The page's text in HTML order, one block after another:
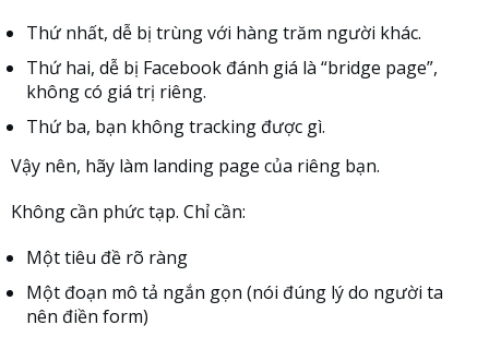
Thứ nhất, dễ bị trùng với hàng trăm người khác.
Thứ hai, dễ bị Facebook đánh giá là “bridge page”,
không có giá trị riêng.
Thứ ba, bạn không tracking được gì.
Vậy nên, hãy làm landing page của riêng bạn.
Không cần phức tạp. Chỉ cần:
Một tiêu đề rõ ràng
Một đoạn mô tả ngắn gọn (nói đúng lý do người ta
nên điền form)